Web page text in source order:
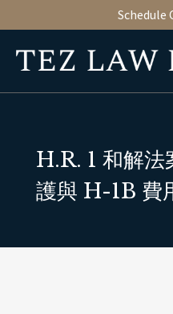
Schedule
H.R. 1 和解
護與 H-1B 費